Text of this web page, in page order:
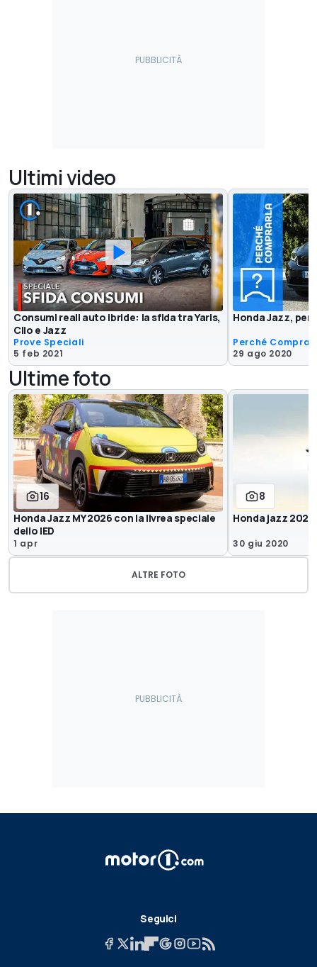
Ultimi video
Consumi reali auto ibride: la sfida tra Yaris,
Clio e Jazz
Prove Speciali
5 feb 2021
Honda Jazz,
Perché
29 ago 2020
Ultime foto
16
Honda Jazz MY 2026 con la livrea speciale
dello IED
1 apr
8
Honda jazz
30 giu 2020
ALTRE FOTO
Seguici